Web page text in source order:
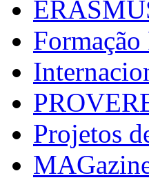
Projetos